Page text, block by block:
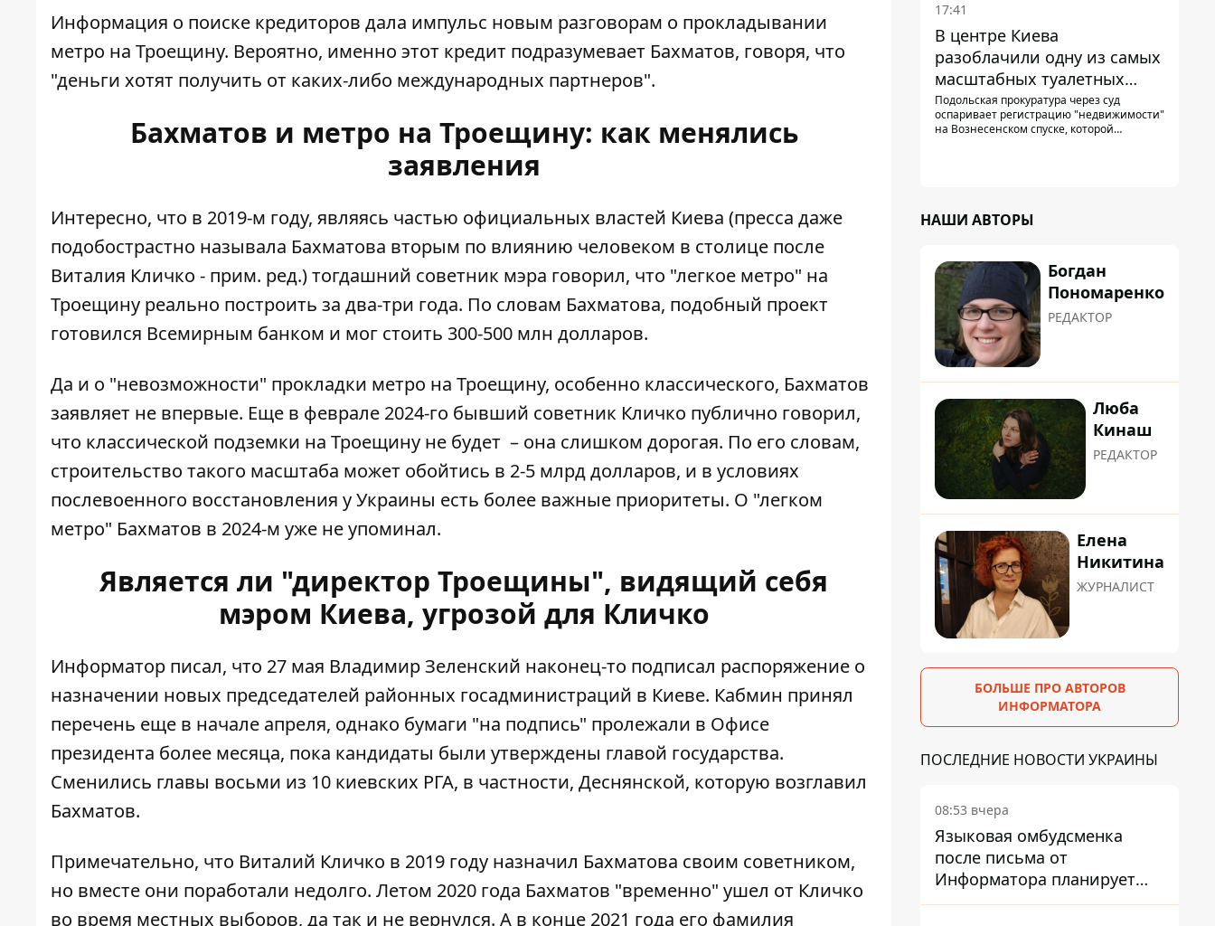
Информация о поиске кредиторов дала импульс новым разговорам о прокладывании
метро на Троещину. Вероятно, именно этот кредит подразумевает Бахматов, говоря, что
"деньги хотят получить от каких-либо международных партнеров".
Бахматов и метро на Троещину: как менялись
заявления
Интересно, что в 2019-м году, являясь частью официальных властей Киева (пресса даже
подобострастно называла Бахматова вторым по влиянию человеком в столице после
Виталия Кличко - прим. ред.) тогдашний советник мэра говорил, что "легкое метро" на
Троещину реально построить за два-три года. По словам Бахматова, подобный проект
готовился Всемирным банком и мог стоить 300-500 млн долларов.
Да и о "невозможности" прокладки метро на Троещину, особенно классического, Бахматов
заявляет не впервые. Еще в феврале 2024-го бывший советник Кличко публично говорил,
что классической подземки на Троещину не будет – она слишком дорогая. По его словам,
строительство такого масштаба может обойтись в 2-5 млрд долларов, и в условиях
послевоенного восстановления у Украины есть более важные приоритеты. О "легком
метро" Бахматов в 2024-м уже не упоминал.
Является ли "директор Троещины", видящий себя
мэром Киева, угрозой для Кличко
Информатор писал, что 27 мая Владимир Зеленский наконец-то подписал распоряжение о
назначении новых председателей районных госадминистраций в Киеве. Кабмин принял
перечень еще в начале апреля, однако бумаги "на подпись" пролежали в Офисе
президента более месяца, пока кандидаты были утверждены главой государства.
Сменились главы восьми из 10 киевских РГА, в частности, Деснянской, которую возглавил
Бахматов.
Примечательно, что Виталий Кличко в 2019 году назначил Бахматова своим советником,
но вместе они поработали недолго. Летом 2020 года Бахматов "временно" ушел от Кличко
во время местных выборов, да так и не вернулся. А в конце 2021 года его фамилия
17:41
В центре Киева
разоблачили одну из самых
масштабных туалетных
схем с фиктивным домом
Подольская прокуратура через суд
оспаривает регистрацию "недвижимости"
на Вознесенском спуске, которой
НАШИ АВТОРЫ
Богдан
Пономаренко
РЕДАКТОР
Люба
Кинаш
РЕДАКТОР
Елена
Никитина
ЖУРНАЛИСТ
БОЛЬШЕ ПРО АВТОРОВ
ИНФОРМАТОРА
ПОСЛЕДНИЕ НОВОСТИ УКРАИНЫ
08:53 вчера
Языковая омбудсменка
после письма от
Информатора планирует
наказать компанию-